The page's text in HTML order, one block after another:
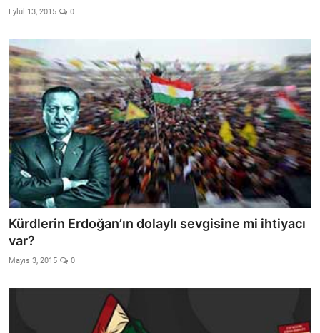
Eylül 13, 2015 0
Kürdlerin Erdoğan’ın dolaylı sevgisine mi ihtiyacı
var?
Mayıs 3, 2015 0